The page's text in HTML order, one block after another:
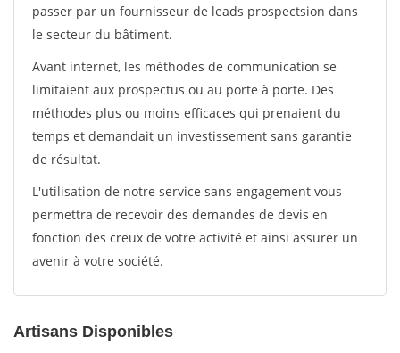
passer par un fournisseur de leads prospectsion dans
le secteur du bâtiment.
Avant internet, les méthodes de communication se
limitaient aux prospectus ou au porte à porte. Des
méthodes plus ou moins efficaces qui prenaient du
temps et demandait un investissement sans garantie
de résultat.
L'utilisation de notre service sans engagement vous
permettra de recevoir des demandes de devis en
fonction des creux de votre activité et ainsi assurer un
avenir à votre société.
Artisans Disponibles